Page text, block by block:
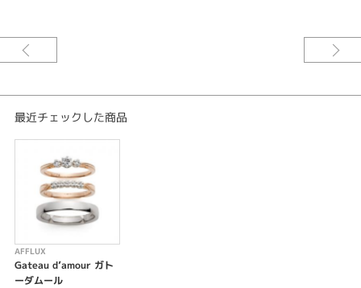
最近チェックした商品
AFFLUX
Gateau d’amour ガト
ーダムール